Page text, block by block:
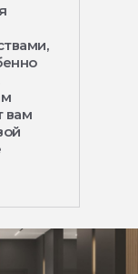
вам